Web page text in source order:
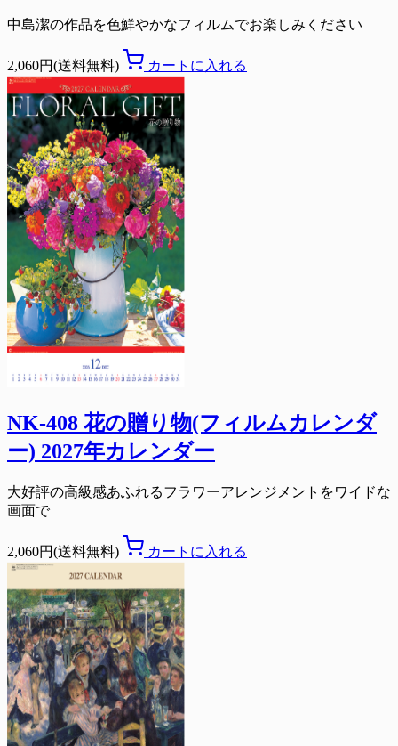
中島潔の作品を色鮮やかなフィルムでお楽しみください
2,060円(送料無料) カートに入れる
NK-408 花の贈り物(フィルムカレンダ
ー) 2027年カレンダー
大好評の高級感あふれるフラワーアレンジメントをワイドな
画面で
2,060円(送料無料) カートに入れる